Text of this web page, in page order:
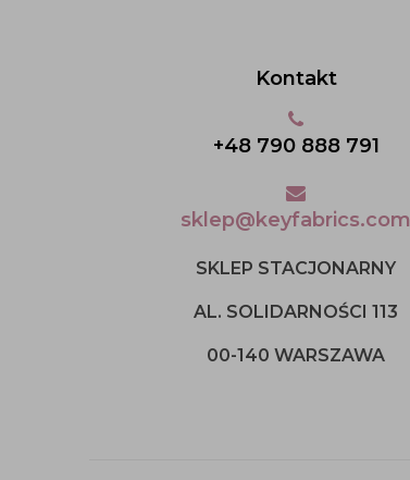
Kontakt
+48 790 888 791
sklep@keyfabrics.com
SKLEP STACJONARNY
AL. SOLIDARNOŚCI 113
00-140 WARSZAWA